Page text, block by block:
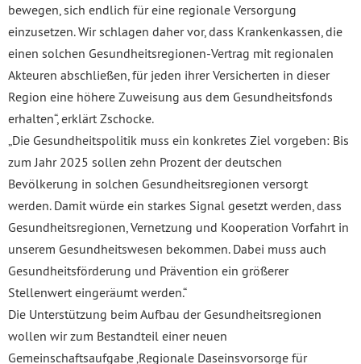
bewegen, sich endlich für eine regionale Versorgung
einzusetzen. Wir schlagen daher vor, dass Krankenkassen, die
einen solchen Gesundheitsregionen-Vertrag mit regionalen
Akteuren abschließen, für jeden ihrer Versicherten in dieser
Region eine höhere Zuweisung aus dem Gesundheitsfonds
erhalten“, erklärt Zschocke.
„Die Gesundheitspolitik muss ein konkretes Ziel vorgeben: Bis
zum Jahr 2025 sollen zehn Prozent der deutschen
Bevölkerung in solchen Gesundheitsregionen versorgt
werden. Damit würde ein starkes Signal gesetzt werden, dass
Gesundheitsregionen, Vernetzung und Kooperation Vorfahrt in
unserem Gesundheitswesen bekommen. Dabei muss auch
Gesundheitsförderung und Prävention ein größerer
Stellenwert eingeräumt werden.“
Die Unterstützung beim Aufbau der Gesundheitsregionen
wollen wir zum Bestandteil einer neuen
Gemeinschaftsaufgabe ‚Regionale Daseinsvorsorge für